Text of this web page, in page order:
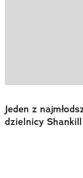
Jeden z
dzielnicy